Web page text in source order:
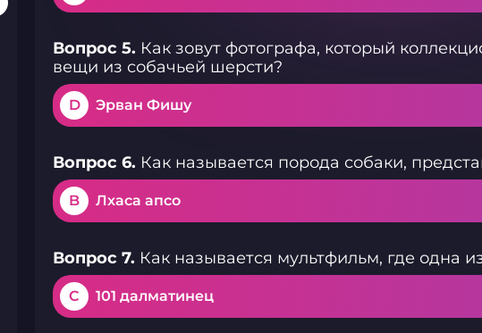
Вопрос 5. Как зовут фотографа, который
вещи из собачьей шерсти?
D Эрван Фишу
Вопрос 6. Как называется порода собаки,
B Лхаса апсо
Вопрос 7. Как называется мультфильм, где одна
C 101 далматинец